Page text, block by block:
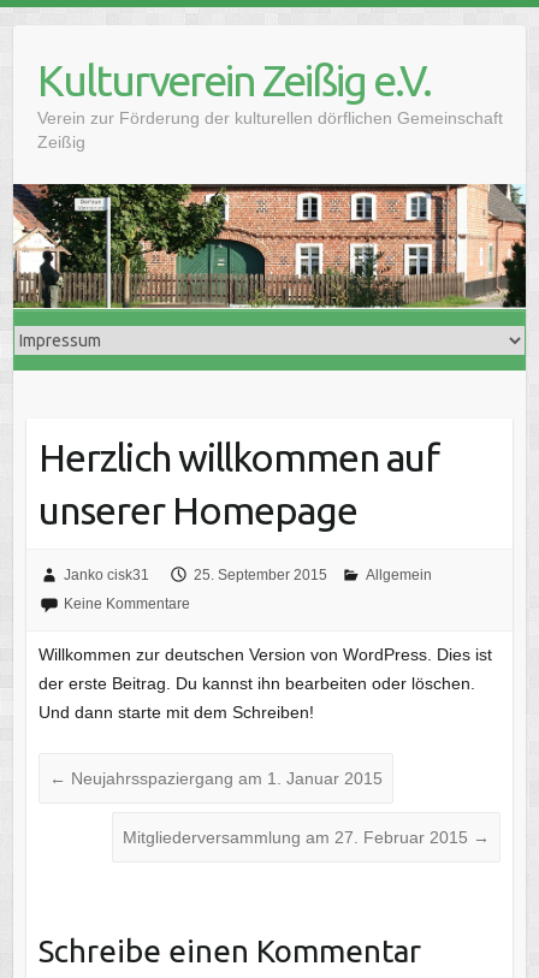
contentKulturverein Zeißig e.V.
Verein zur Förderung der kulturellen dörflichen Gemeinschaft
Zeißig
Herzlich willkommen auf
unserer Homepage
Janko cisk31 25. September 2015
Allgemein
Keine Kommentare
Willkommen zur deutschen Version von WordPress. Dies ist
der erste Beitrag. Du kannst ihn bearbeiten oder löschen.
Und dann starte mit dem Schreiben!
← Neujahrsspaziergang am 1. Januar 2015
Mitgliederversammlung am 27. Februar 2015 →
Schreibe einen Kommentar